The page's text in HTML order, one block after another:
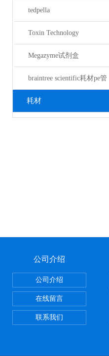
tedpella
Toxin Technology
Megazyme试剂盒
braintree scientific耗材pe管
耗材
公司介绍
公司介绍
在线留言
联系我们